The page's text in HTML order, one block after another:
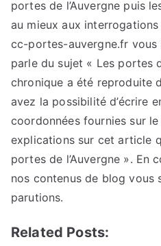
portes de l’Auvergne puis
au mieux aux interrogations
cc-portes-auvergne.fr
parle du sujet « Les portes
chronique a été reproduite
avez la possibilité d’écrire
coordonnées fournies sur
explications sur cet article
portes de l’Auvergne ». En
nos contenus de blog vous
parutions.
Related Posts: